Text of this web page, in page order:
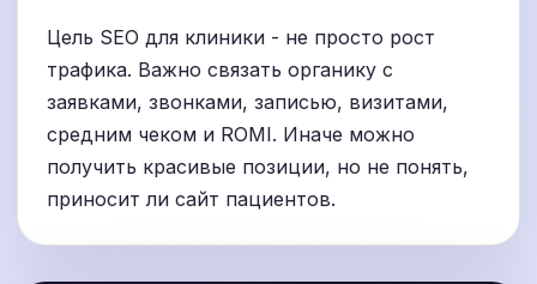
Цель SEO для клиники - не просто рост
трафика. Важно связать органику с
заявками, звонками, записью, визитами,
средним чеком и ROMI. Иначе можно
получить красивые позиции, но не понять,
приносит ли сайт пациентов.